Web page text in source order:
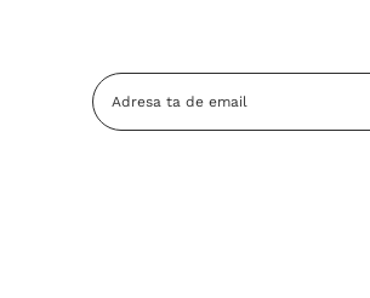
Adresa
Email